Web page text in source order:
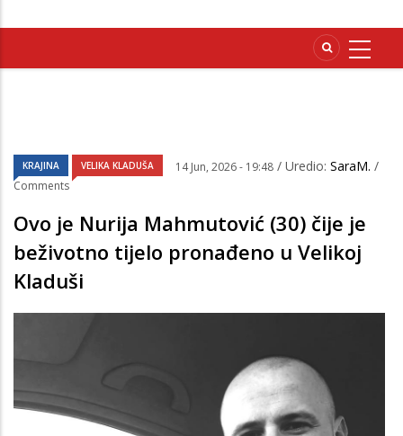
KRAJINA VELIKA KLADUŠA 14 Jun, 2026 - 19:48 / Uredio: SaraM. /
Comments
Ovo je Nurija Mahmutović (30) čije je
beživotno tijelo pronađeno u Velikoj
Kladuši